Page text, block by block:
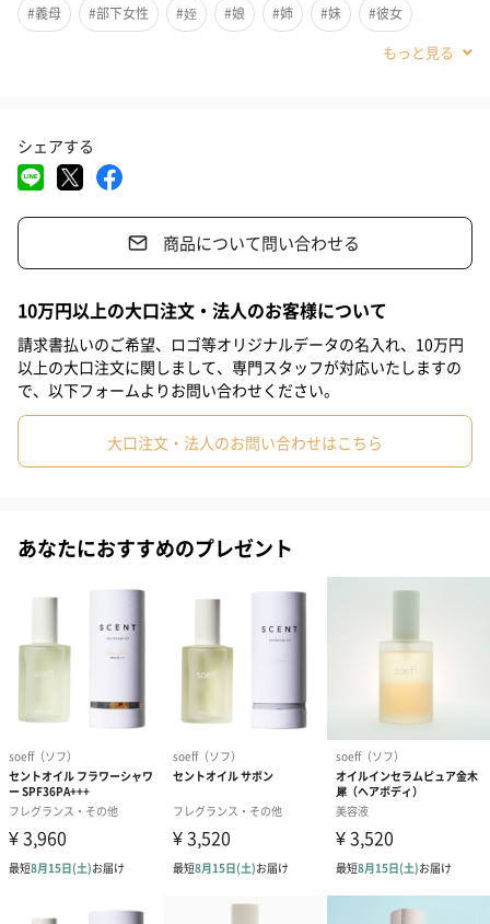
天然由来のラメを配合した新発想のミスト。髪の表面で光を綺麗
に反射させることで、サロンで染めたこだわりのヘアカラーを最
「暖色系カラー」に色鮮やかさと深みのあるツヤを
ピンク、レッド、バイオレット、カッパーなどの暖色系ヘアカラ
色系の髪に、奥行きのある美しいツヤとまとまりを与えます。
手軽にうるおう「化粧水×オイル」の2層構造
水分と油分をベストバランスで同時に補給できるハイブリッド処
内側にみずみずしいうるおいを届けます。
ボディにも使える贅沢なきらめき
髪だけでなく、デコルテや腕などの肌に付着しても問題なくご使
用いただけます。上品にきらめく「ボディ用のラメミスト」とし
香水のように気品ある、かわいらしいフローラル・ブーケ
の香り
ザクロやラズベリーの甘酸っぱいフルーツ調から、ローズやジャ
#義母 #部下女性 #姪 #娘 #姉 #妹 #彼女
#女性
#50代 #60代
シェアする
商品について問い合わせる
10万円以上の大口注文・法人のお客様について
請求書払いのご希望、ロゴ等オリジナルデータの名入れ、10万円
以上の大口注文に関しまして、専門スタッフが対応いたしますの
で、以下フォームよりお問い合わせください。
大口注文・法人のお問い合わせはこちら
あなたにおすすめのプレゼント